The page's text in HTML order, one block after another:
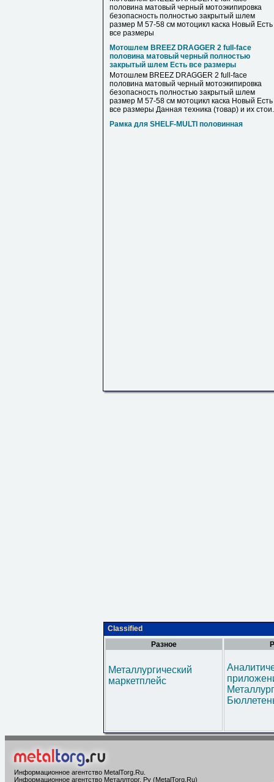
половина матовый черный мотоэкипировка
безопасность полностью закрытый шлем
размер M 57-58 см мотоцикл каска Новый Есть
все размеры
Мотошлем BREEZ DRAGGER 2 full-face
половина матовый черный полностью
закрытый шлем Есть все размеры
Мотошлем BREEZ DRAGGER 2 full-face
половина матовый черный мотоэкипировка
безопасность полностью закрытый шлем
размер M 57-58 см мотоцикл каска Новый Есть
все размеры Данная техника (товар) и их
Рамка для SHELF-MULTI половинная
Classified
Разное
Металлургический
маркетплейс
Информационное агентство MetalTorg.Ru
Информационное агентство Металлторг. Ру (MetalTorg.Ru)